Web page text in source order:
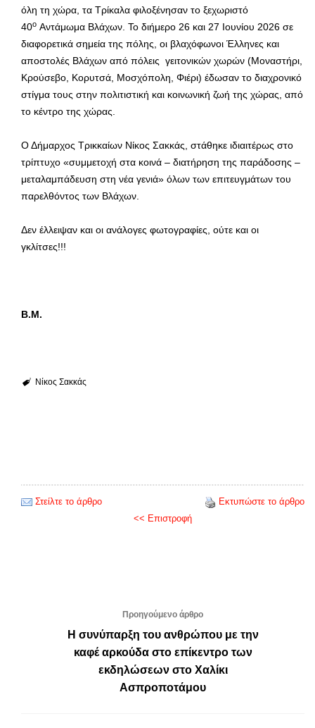
όλη τη χώρα, τα Τρίκαλα φιλοξένησαν το ξεχωριστό
40ο Αντάμωμα Βλάχων. Το διήμερο 26 και 27 Ιουνίου 2026 σε
διαφορετικά σημεία της πόλης, οι βλαχόφωνοι Έλληνες και
αποστολές Βλάχων από πόλεις γειτονικών χωρών (Μοναστήρι,
Κρούσεβο, Κορυτσά, Μοσχόπολη, Φιέρι) έδωσαν το διαχρονικό
στίγμα τους στην πολιτιστική και κοινωνική ζωή της χώρας, από
το κέντρο της χώρας.
Ο Δήμαρχος Τρικκαίων Νίκος Σακκάς, στάθηκε ιδιαιτέρως στο
τρίπτυχο «συμμετοχή στα κοινά – διατήρηση της παράδοσης –
μεταλαμπάδευση στη νέα γενιά» όλων των επιτευγμάτων του
παρελθόντος των Βλάχων.
Δεν έλλειψαν και οι ανάλογες φωτογραφίες, ούτε και οι
γκλίτσες!!!
Β.Μ.
Νίκος Σακκάς
Στείλτε το άρθρο
Εκτυπώστε το άρθρο
<< Επιστροφή
Προηγούμενο άρθρο
Η συνύπαρξη του ανθρώπου με την
καφέ αρκούδα στο επίκεντρο των
εκδηλώσεων στο Χαλίκι
Ασπροποτάμου